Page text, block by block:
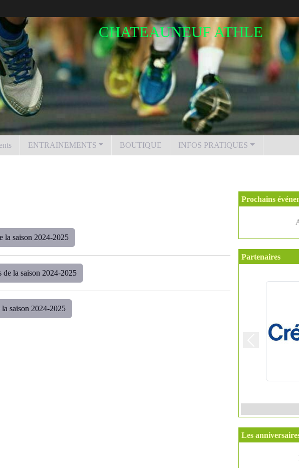
CHATEAUNEUF ATHLE
ENTRAINEMENTS BOUTIQUE INFOS PRATIQUES
la saison 2024-2025
de la saison 2024-2025
saison 2024-2025
Prochains
Partenaires
Les